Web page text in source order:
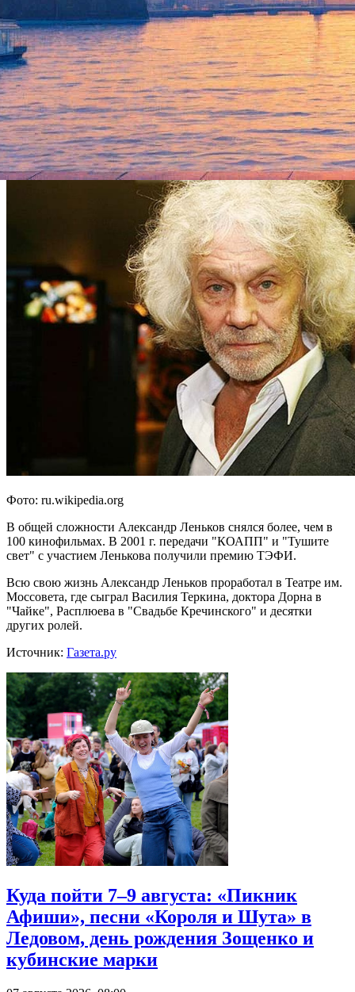
«Александр Леньков умер после тяжелой продолжительной
болезни», — пояснили в клинике.
Александру Ленькову было 70 лет. Он снялся в таких
кинофильмах, как «Дайте жалобную книгу», «Ключи от
неба», «Зимняя вишня», «Маленькая Вера», "По секрету всему
свету" и др.
Фото: ru.wikipedia.org
В общей сложности Александр Леньков снялся более, чем в
100 кинофильмах. В 2001 г. передачи "КОАПП" и "Тушите
свет" с участием Ленькова получили премию ТЭФИ.
Всю свою жизнь Александр Леньков проработал в Театре им.
Моссовета, где сыграл Василия Теркина, доктора Дорна в
"Чайке", Расплюева в "Свадьбе Кречинского" и десятки
других ролей.
Источник: Газета.ру
Куда пойти 7–9 августа: «Пикник
Афиши», песни «Короля и Шута» в
Ледовом, день рождения Зощенко и
кубинские марки